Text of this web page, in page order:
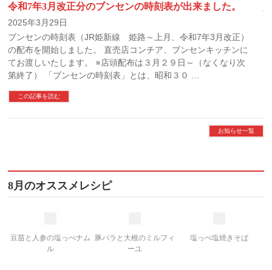
令和7年3月改正分のブンセンの時刻表が出来ました。
2025年3月29日
ブンセンの時刻表（JR姫新線 姫路～上月、令和7年3月改正）
の配布を開始しました。 直売店コンチア、ブンセンキッチンに
てお渡しいたします。 ※店頭配布は３月２９日～（なくなり次
第終了） 「ブンセンの時刻表」とは、昭和３０ …
この記事を読む
お知らせ一覧
8月のオススメレシピ
豆苗と人参の塩っぺナム
ル
豚バラと大根のミルフィ
ーユ
塩っぺ塩焼きそば